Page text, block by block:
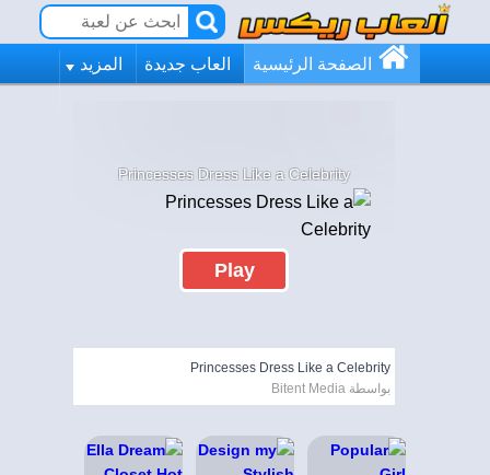
الصفحة الرئيسية العاب جديدة المزيد
Princesses Dress Like a Celebrity
Play
Princesses Dress Like a Celebrity
بواسطة Bitent Media